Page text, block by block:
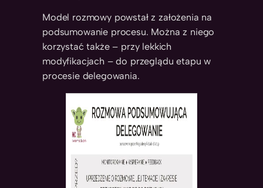
Model rozmowy powstał z założenia na
podsumowanie procesu. Można z niego
korzystać także – przy lekkich
modyfikacjach – do przeglądu etapu w
procesie delegowania.